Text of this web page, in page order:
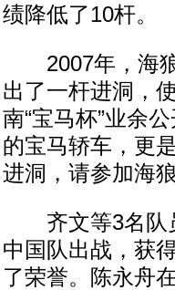
绩降低了10杆。
2007年，海狼
出了一杆进洞，
南“宝马杯”业余
的宝马轿车，更
进洞，请参加海狼
齐文等3名队员
中国队出战，获
了荣誉。陈永舟